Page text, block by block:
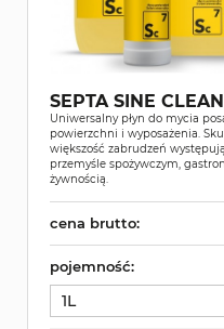
SEPTA SINE
Uniwersalny płyn do mycia
powierzchni i wyposażenia.
większość zabrudzeń
przemyśle spożywczym,
żywnością.
cena brutto:
pojemność:
1L